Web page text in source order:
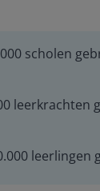
scholen
leerkrachten
leerlingen